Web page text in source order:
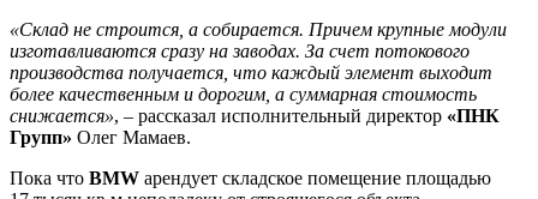
«Склад не строится, а собирается. Причем крупные модули
изготавливаются сразу на заводах. За счет потокового
производства получается, что каждый элемент выходит
более качественным и дорогим, а суммарная стоимость
снижается», – рассказал исполнительный директор «ПНК
Групп» Олег Мамаев.
Пока что BMW арендует складское помещение площадью